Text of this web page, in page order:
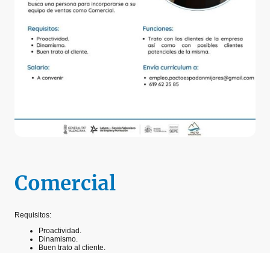
Comercial
Requisitos:
Proactividad.
Dinamismo.
Buen trato al cliente.